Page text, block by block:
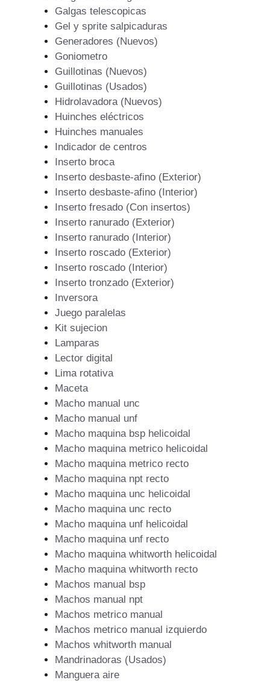
Galgas telescopicas
Gel y sprite salpicaduras
Generadores (Nuevos)
Goniometro
Guillotinas (Nuevos)
Guillotinas (Usados)
Hidrolavadora (Nuevos)
Huinches eléctricos
Huinches manuales
Indicador de centros
Inserto broca
Inserto desbaste-afino (Exterior)
Inserto desbaste-afino (Interior)
Inserto fresado (Con insertos)
Inserto ranurado (Exterior)
Inserto ranurado (Interior)
Inserto roscado (Exterior)
Inserto roscado (Interior)
Inserto tronzado (Exterior)
Inversora
Juego paralelas
Kit sujecion
Lamparas
Lector digital
Lima rotativa
Maceta
Macho manual unc
Macho manual unf
Macho maquina bsp helicoidal
Macho maquina metrico helicoidal
Macho maquina metrico recto
Macho maquina npt recto
Macho maquina unc helicoidal
Macho maquina unc recto
Macho maquina unf helicoidal
Macho maquina unf recto
Macho maquina whitworth helicoidal
Macho maquina whitworth recto
Machos manual bsp
Machos manual npt
Machos metrico manual
Machos metrico manual izquierdo
Machos whitworth manual
Mandrinadoras (Usados)
Manguera aire